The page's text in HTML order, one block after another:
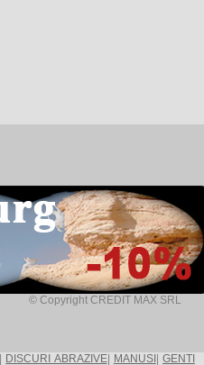
© Copyright CREDIT MAX SRL
DISCURI ABRAZIVE| MANUSI GENTI